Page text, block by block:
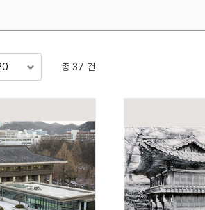
조선 후기
검색 연산자 사용안내
연산자 사용 예
AND 정조 AND 정약용
“정조”와 “정약
색
총 37 건